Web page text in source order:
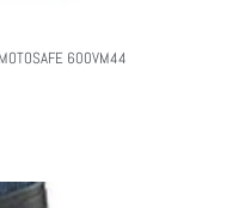
600VM44